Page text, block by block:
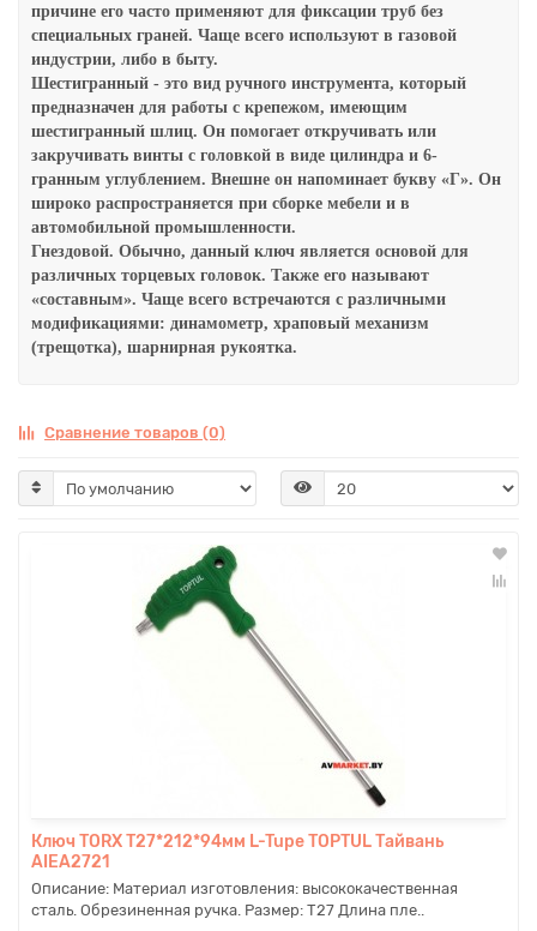
причине его часто применяют для фиксации труб без
специальных граней. Чаще всего используют в газовой
индустрии, либо в быту.
Шестигранный - это вид ручного инструмента, который
предназначен для работы с крепежом, имеющим
шестигранный шлиц. Он помогает откручивать или
закручивать винты с головкой в виде цилиндра и 6-
гранным углублением. Внешне он напоминает букву «Г». Он
широко распространяется при сборке мебели и в
автомобильной промышленности.
Гнездовой. Обычно, данный ключ является основой для
различных торцевых головок. Также его называют
«составным». Чаще всего встречаются с различными
модификациями: динамометр, храповый механизм
(трещотка), шарнирная рукоятка.
Сравнение товаров (0)
Ключ TORX T27*212*94мм L-Tupe TOPTUL Тайвань
AIEA2721
Описание: Материал изготовления: высококачественная
сталь. Обрезиненная ручка. Размер: Т27 Длина пле..